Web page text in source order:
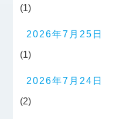
(1)
2026年7月25日
(1)
2026年7月24日
(2)